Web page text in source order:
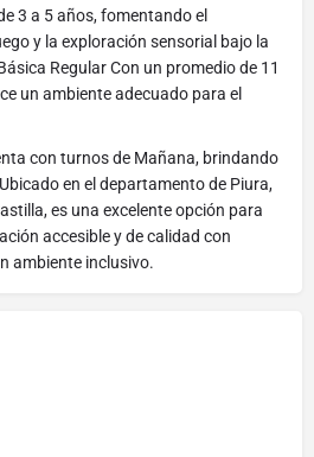
3 a 5 años, fomentando el
y la exploración sensorial bajo la
Regular Con un promedio de 11
un ambiente adecuado para el
con turnos de Mañana, brindando
en el departamento de Piura,
es una excelente opción para
accesible y de calidad con
ambiente inclusivo.